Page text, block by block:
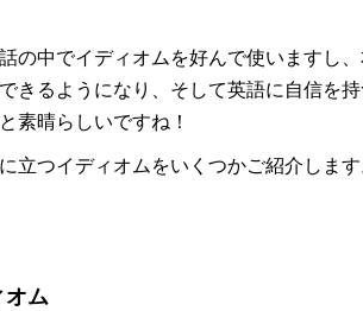
の中でイディオムを好んで使いますし
きるようになり、そして英語に自信
素晴らしいですね！
立つイディオムをいくつかご紹介します
オム